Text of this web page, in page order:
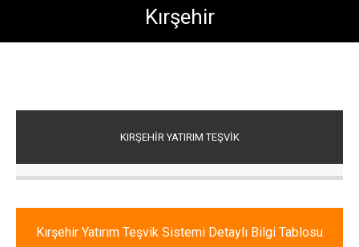
Kırşehir
KIRŞEHİR YATIRIM TEŞVİK
Kırşehir Yatırım Teşvik Sistemi Detaylı Bilgi Tablosu